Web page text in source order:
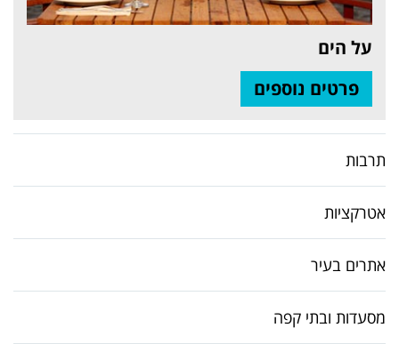
על הים
פרטים נוספים
תרבות
אטרקציות
אתרים בעיר
מסעדות ובתי קפה